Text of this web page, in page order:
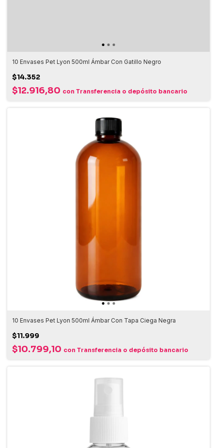
10 Envases Pet Lyon 500ml Ámbar Con Gatillo Negro
$14.352
$12.916,80 con Transferencia o depósito bancario
10 Envases Pet Lyon 500ml Ámbar Con Tapa Ciega Negra
$11.999
$10.799,10 con Transferencia o depósito bancario